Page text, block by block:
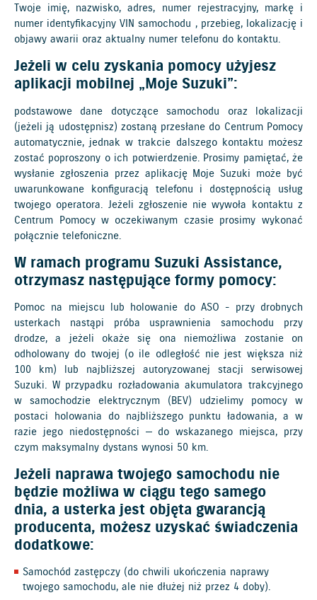
Twoje imię, nazwisko, adres, numer rejestracyjny, markę i
numer identyfikacyjny VIN samochodu , przebieg, lokalizację i
objawy awarii oraz aktualny numer telefonu do kontaktu.
Jeżeli w celu zyskania pomocy użyjesz
aplikacji mobilnej „Moje Suzuki”:
podstawowe dane dotyczące samochodu oraz lokalizacji
(jeżeli ją udostępnisz) zostaną przesłane do Centrum Pomocy
automatycznie, jednak w trakcie dalszego kontaktu możesz
zostać poproszony o ich potwierdzenie. Prosimy pamiętać, że
wysłanie zgłoszenia przez aplikację Moje Suzuki może być
uwarunkowane konfiguracją telefonu i dostępnością usług
twojego operatora. Jeżeli zgłoszenie nie wywoła kontaktu z
Centrum Pomocy w oczekiwanym czasie prosimy wykonać
połącznie telefoniczne.
W ramach programu Suzuki Assistance,
otrzymasz następujące formy pomocy:
Pomoc na miejscu lub holowanie do ASO - przy drobnych
usterkach nastąpi próba usprawnienia samochodu przy
drodze, a jeżeli okaże się ona niemożliwa zostanie on
odholowany do twojej (o ile odległość nie jest większa niż
100 km) lub najbliższej autoryzowanej stacji serwisowej
Suzuki. W przypadku rozładowania akumulatora trakcyjnego
w samochodzie elektrycznym (BEV) udzielimy pomocy w
postaci holowania do najbliższego punktu ładowania, a w
razie jego niedostępności — do wskazanego miejsca, przy
czym maksymalny dystans wynosi 50 km.
Jeżeli naprawa twojego samochodu nie
będzie możliwa w ciągu tego samego
dnia, a usterka jest objęta gwarancją
producenta, możesz uzyskać świadczenia
dodatkowe:
Samochód zastępczy (do chwili ukończenia naprawy
twojego samochodu, ale nie dłużej niż przez 4 doby).